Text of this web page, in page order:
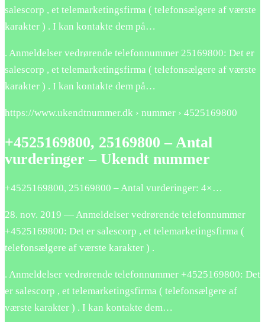
salescorp , et telemarketingsfirma ( telefonsælgere af værste
karakter ) . I kan kontakte dem på…
. Anmeldelser vedrørende telefonnummer 25169800: Det er
salescorp , et telemarketingsfirma ( telefonsælgere af værste
karakter ) . I kan kontakte dem på…
https://www.ukendtnummer.dk › nummer › 4525169800
+4525169800, 25169800 – Antal
vurderinger – Ukendt nummer
+4525169800, 25169800 – Antal vurderinger: 4×…
28. nov. 2019 — Anmeldelser vedrørende telefonnummer
+4525169800: Det er salescorp , et telemarketingsfirma (
telefonsælgere af værste karakter ) .
. Anmeldelser vedrørende telefonnummer +4525169800: Det
er salescorp , et telemarketingsfirma ( telefonsælgere af
værste karakter ) . I kan kontakte dem…